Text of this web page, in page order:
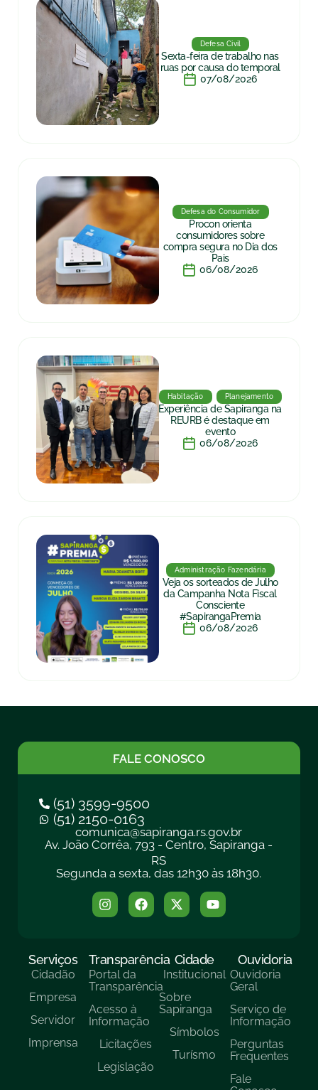
Defesa Civil
Sexta-feira de trabalho nas
ruas por causa do temporal
07/08/2026
Defesa do Consumidor
Procon orienta
consumidores sobre
compra segura no Dia dos
Pais
06/08/2026
Habitação Planejamento
Experiência de Sapiranga na
REURB é destaque em
evento
06/08/2026
Administração Fazendária
Veja os sorteados de Julho
da Campanha Nota Fiscal
Consciente
#SapirangaPremia
06/08/2026
FALE CONOSCO
(51) 3599-9500
(51) 2150-0163
comunica@sapiranga.rs.gov.br
Av. João Corrêa, 793 - Centro, Sapiranga -
RS
Segunda a sexta, das 12h30 às 18h30.
Serviços
Cidadão
Empresa
Servidor
Imprensa
Transparência
Portal da
Transparência
Acesso à
Informação
Licitações
Legislação
Cidade
Institucional
Sobre
Sapiranga
Símbolos
Turísmo
Ouvidoria
Ouvidoria
Geral
Serviço de
Informação
Perguntas
Frequentes
Fale